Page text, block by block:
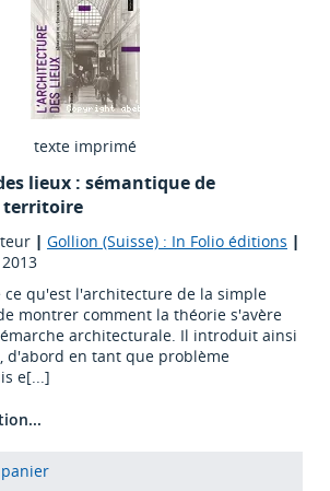
texte imprimé
lieux : sémantique de
territoire
| Gollion (Suisse) : In Folio éditions |
2013
qu'est l'architecture de la simple
montrer comment la théorie s'avère
architecturale. Il introduit ainsi
d'abord en tant que problème
e[...]